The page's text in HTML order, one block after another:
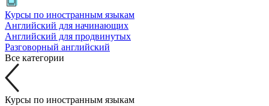
Курсы по иностранным языкам
Английский для начинающих
Английский для продвинутых
Разговорный английский
Все категории
Курсы по иностранным языкам